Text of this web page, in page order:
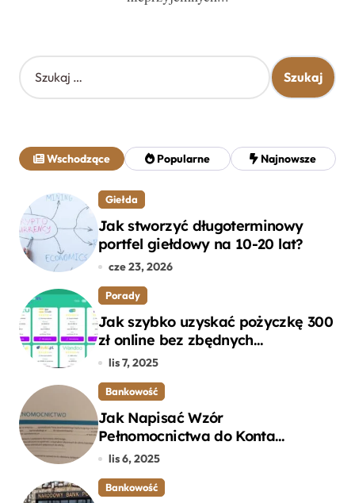
S
z
j
:
Wschodzące Popularne Najnowsze
Giełda
Jak stworzyć długoterminowy
portfel giełdowy na 10-20 lat?
cze 23, 2026
Porady
Jak szybko uzyskać pożyczkę 300
zł online bez zbędnych
formalności?
lis 7, 2025
Bankowość
Jak Napisać Wzór
Pełnomocnictwa do Konta
Bankowego – Praktyczny
lis 6, 2025
Bankowość